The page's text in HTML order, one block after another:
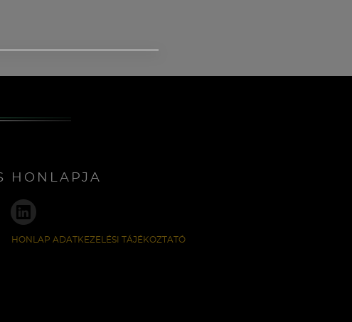
HONLAPJA
HONLAP ADATKEZELÉSI TÁJÉKOZTATÓ